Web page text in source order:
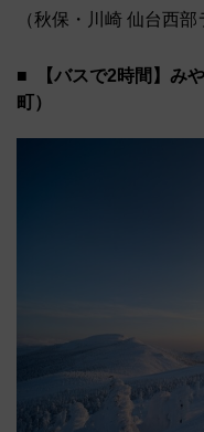
（秋保・川崎 仙台西
【バスで2時間】み
町）